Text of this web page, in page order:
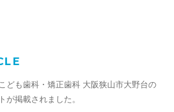
ども歯科・矯正歯科 大阪狭山市大野台の
が掲載されました。